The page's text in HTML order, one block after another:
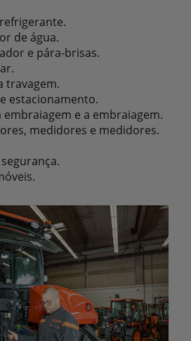
de água.
e pára-brisas.
travagem.
estacionamento.
e a embraiagem.
medidores e medidores.